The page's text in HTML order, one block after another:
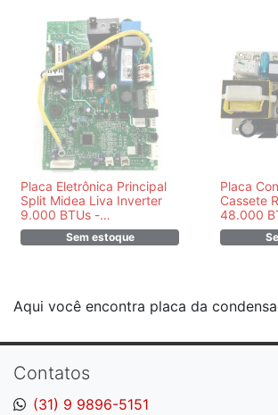
Placa Eletrônica Principal
Split Midea Liva Inverter
9.000 BTUs -
17122000A08721
Sem estoque
Placa
Cassete
48.000
Aqui você encontra placa da
Contatos
(31) 9 9896-5151